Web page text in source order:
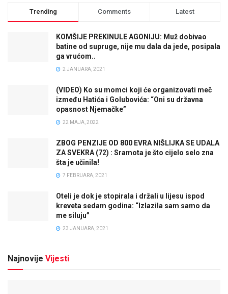
Trending Comments Latest
KOMŠIJE PREKINULE AGONIJU: Muž dobivao
batine od supruge, nije mu dala da jede, posipala
ga vrućom..
2 JANUARA, 2021
(VIDEO) Ko su momci koji će organizovati meč
između Hatića i Golubovića: “Oni su državna
opasnost Njemačke”
22 MAJA, 2022
ZBOG PENZIJE OD 800 EVRA NIŠLIJKA SE UDALA
ZA SVEKRA (72) : Sramota je što cijelo selo zna
šta je učinila!
7 FEBRUARA, 2021
Oteli je dok je stopirala i držali u lijesu ispod
kreveta sedam godina: “Izlazila sam samo da
me siluju”
23 JANUARA, 2021
Najnovije Vijesti